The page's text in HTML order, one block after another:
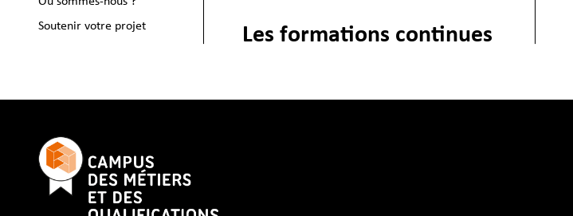
Soutenir votre projet
Les formations continues